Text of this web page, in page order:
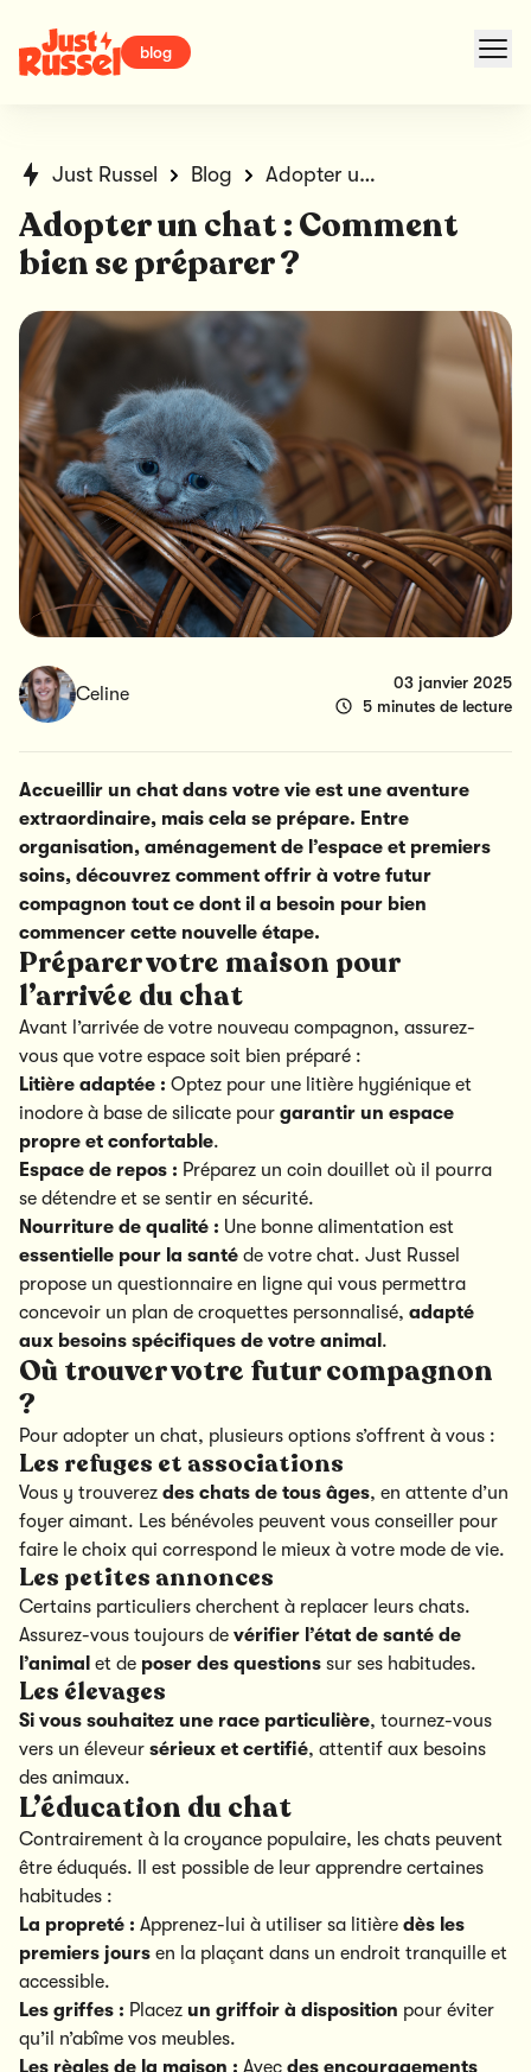
blog
Just Russel Blog Adopter un chat : Comment bien se préparer ?
Adopter un chat : Comment
bien se préparer ?
Celine
03 janvier 2025
5 minutes de lecture
Accueillir un chat dans votre vie est une aventure
extraordinaire, mais cela se prépare. Entre
organisation, aménagement de l’espace et premiers
soins, découvrez comment offrir à votre futur
compagnon tout ce dont il a besoin pour bien
commencer cette nouvelle étape.
Préparer votre maison pour
l’arrivée du chat
Avant l’arrivée de votre nouveau compagnon, assurez-
vous que votre espace soit bien préparé :
Litière adaptée : Optez pour une litière hygiénique et
inodore à base de silicate pour garantir un espace
propre et confortable.
Espace de repos : Préparez un coin douillet où il pourra
se détendre et se sentir en sécurité.
Nourriture de qualité : Une bonne alimentation est
essentielle pour la santé de votre chat. Just Russel
propose un questionnaire en ligne qui vous permettra
concevoir un plan de croquettes personnalisé, adapté
aux besoins spécifiques de votre animal .
Où trouver votre futur compagnon
?
Pour adopter un chat, plusieurs options s’offrent à vous :
Les refuges et associations
Vous y trouverez des chats de tous âges, en attente d’un
foyer aimant. Les bénévoles peuvent vous conseiller pour
faire le choix qui correspond le mieux à votre mode de vie.
Les petites annonces
Certains particuliers cherchent à replacer leurs chats.
Assurez-vous toujours de vérifier l’état de santé de
l’animal et de poser des questions sur ses habitudes.
Les élevages
Si vous souhaitez une race particulière, tournez-vous
vers un éleveur sérieux et certifié, attentif aux besoins
des animaux.
L’éducation du chat
Contrairement à la croyance populaire, les chats peuvent
être éduqués. Il est possible de leur apprendre certaines
habitudes :
La propreté : Apprenez-lui à utiliser sa litière dès les
premiers jours en la plaçant dans un endroit tranquille et
accessible.
Les griffes : Placez un griffoir à disposition pour éviter
qu’il n’abîme vos meubles.
Les règles de la maison : Avec des encouragements